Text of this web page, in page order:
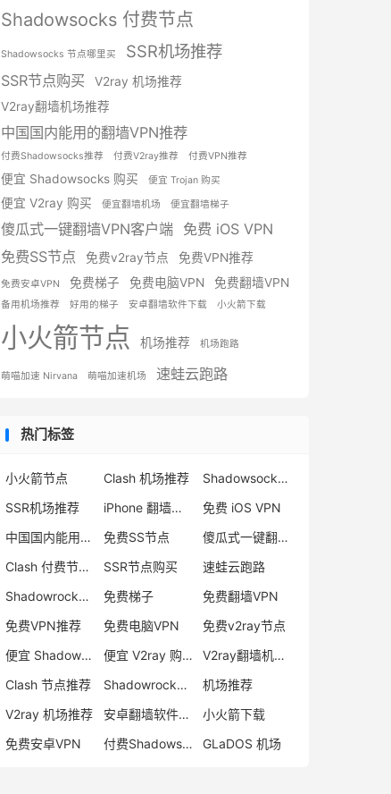
Shadowsocks 付费节点
Shadowsocks 节点哪里买 SSR机场推荐
SSR节点购买
V2ray 机场推荐
V2ray翻墙机场推荐
中国国内能用的翻墙VPN推荐
付费Shadowsocks推荐 付费V2ray推荐 付费VPN推荐
便宜 Shadowsocks 购买 便宜 Trojan 购买
便宜 V2ray 购买 便宜翻墙机场 便宜翻墙梯子
傻瓜式一键翻墙VPN客户端 免费 iOS VPN
免费SS节点
免费v2ray节点 免费VPN推荐
免费安卓VPN 免费梯子 免费电脑VPN 免费翻墙VPN
备用机场推荐 好用的梯子 安卓翻墙软件下载 小火箭下载
小火箭节点 机场推荐 机场跑路
萌喵加速 Nirvana 萌喵加速机场 速蛙云跑路
热门标签
小火箭节点 Clash 机场推荐
Shadowsocks 付费节点
SSR机场推荐
iPhone 翻墙代理软件
免费 iOS VPN
中国国内能用的翻墙VPN推荐
免费SS节点
傻瓜式一键翻墙VPN客户端
Clash 付费节点购买
SSR节点购买
速蛙云跑路
Shadowrocket 地址
免费梯子
免费翻墙VPN
免费VPN推荐
免费电脑VPN
免费v2ray节点
便宜 Shadowsocks 购买
便宜 V2ray 购买
V2ray翻墙机场推荐
Clash 节点推荐
Shadowrocket 付费节点
机场推荐
V2ray 机场推荐
安卓翻墙软件下载
小火箭下载
免费安卓VPN
付费Shadowsocks推荐 GLaDOS 机场